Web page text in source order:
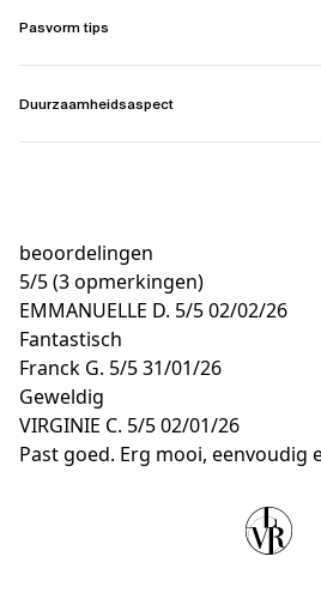
Pasvorm tips
Duurzaamheidsaspect
beoordelingen
5/5(3 opmerkingen)
EMMANUELLE D. 5/502/02/26
Fantastisch
Franck G. 5/531/01/26
Geweldig
VIRGINIE C. 5/502/01/26
Past goed. Erg mooi, eenvoudig